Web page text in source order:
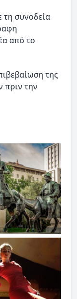
τη συνοδεία
από το
της
πριν την